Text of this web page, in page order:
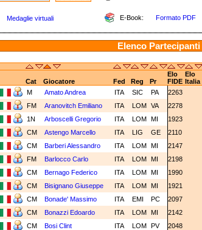
Medaglie virtuali E-Book: Formato PDF
Elenco Partecipanti
Elo Elo
Cat Giocatore Fed Reg Pr FIDE Italia
M Amato Andrea ITA SIC PA 2263
FM Aranovitch Emiliano ITA LOM VA 2278
1N Arboscelli Gregorio ITA LOM MI 1923
CM Astengo Marcello ITA LIG GE 2110
CM Barberi Alessandro ITA LOM MI 2147
FM Barlocco Carlo ITA LOM MI 2198
CM Bernago Federico ITA LOM MI 1990
CM Bisignano Giuseppe ITA LOM MI 1921
CM Bonade' Massimo ITA EMI PC 2097
CM Bonazzi Edoardo ITA LOM MI 2142
CM Bosi Clint ITA LOM PV 2048